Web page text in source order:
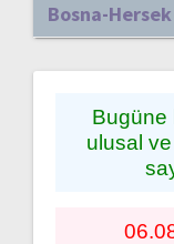
Bosna-
Bugüne
ulusal